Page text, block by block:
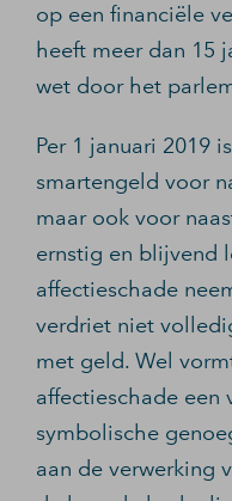
op een financiële
heeft meer dan 15
wet door het
Per 1 januari 2019
smartengeld voor
maar ook voor
ernstig en blijvend
affectieschade
verdriet niet
met geld. Wel
affectieschade een
symbolische
aan de verwerking